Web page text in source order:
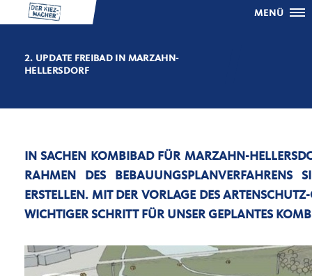
MENÜ
2. UPDATE FREIBAD IN MARZAHN-
HELLERSDORF
IN SACHEN KOMBIBAD FÜR MARZAHN-
RAHMEN DES BEBAUUNGSPLANVERFAHRENS
ERSTELLEN. MIT DER VORLAGE DES
WICHTIGER SCHRITT FÜR UNSER GEPLANTES